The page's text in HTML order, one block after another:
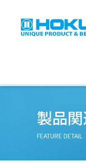
製品
FEATURE DETAIL